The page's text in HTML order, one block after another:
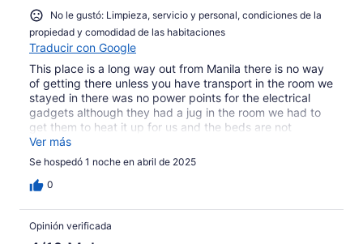
No le gustó: Limpieza, servicio y personal, condiciones de la
propiedad y comodidad de las habitaciones
Traducir con Google
This place is a long way out from Manila there is no way
of getting there unless you have transport in the room we
stayed in there was no power points for the electrical
gadgets although they had a jug in the room we had to
get them to heat it up for us and the beds are not
comfortable pillows was flat and no head support they
only had a sheet to cover for warm as it gets cold out
there at night
Ver más
Se hospedó 1 noche en abril de 2025
0
Opinión verificada